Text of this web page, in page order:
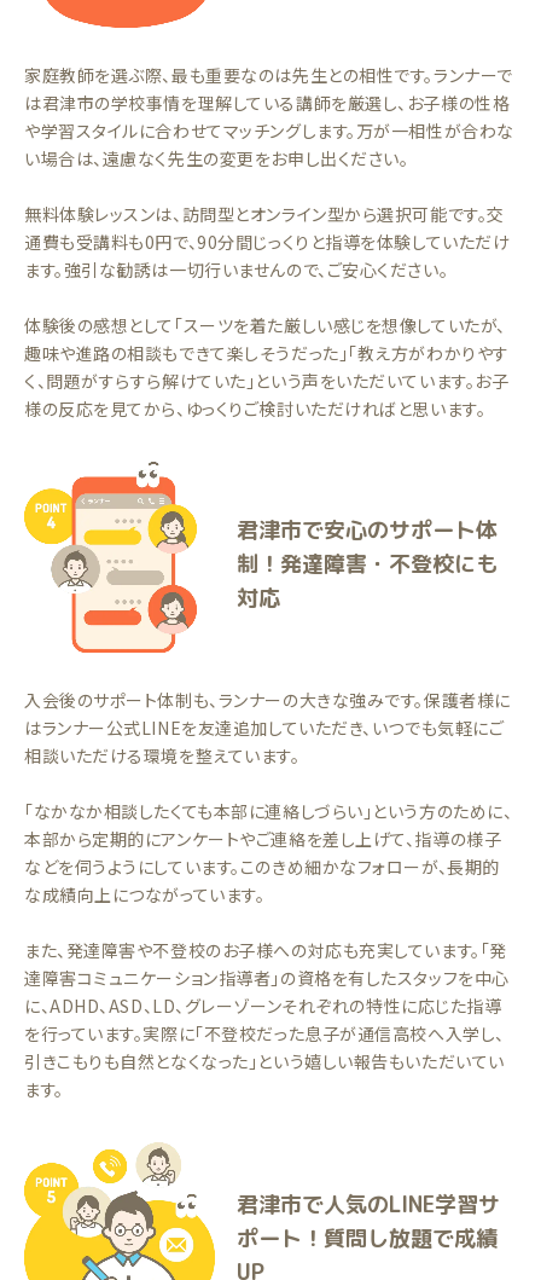
家庭教師を選ぶ際、最も重要なのは先生との相性です。ランナーで
は君津市の学校事情を理解している講師を厳選し、お子様の性格
や学習スタイルに合わせてマッチングします。万が一相性が合わな
い場合は、遠慮なく先生の変更をお申し出ください。
無料体験レッスンは、訪問型とオンライン型から選択可能です。交
通費も受講料も0円で、90分間じっくりと指導を体験していただけ
ます。強引な勧誘は一切行いませんので、ご安心ください。
体験後の感想として「スーツを着た厳しい感じを想像していたが、
趣味や進路の相談もできて楽しそうだった」「教え方がわかりやす
く、問題がすらすら解けていた」という声をいただいています。お子
様の反応を見てから、ゆっくりご検討いただければと思います。
君津市で安心のサポート体
制！発達障害・不登校にも
対応
入会後のサポート体制も、ランナーの大きな強みです。保護者様に
はランナー公式LINEを友達追加していただき、いつでも気軽にご
相談いただける環境を整えています。
「なかなか相談したくても本部に連絡しづらい」という方のために、
本部から定期的にアンケートやご連絡を差し上げて、指導の様子
などを伺うようにしています。このきめ細かなフォローが、長期的
な成績向上につながっています。
また、発達障害や不登校のお子様への対応も充実しています。「発
達障害コミュニケーション指導者」の資格を有したスタッフを中心
に、ADHD、ASD、LD、グレーゾーンそれぞれの特性に応じた指導
を行っています。実際に「不登校だった息子が通信高校へ入学し、
引きこもりも自然となくなった」という嬉しい報告もいただいてい
ます。
君津市で人気のLINE学習サ
ポート！質問し放題で成績
UP